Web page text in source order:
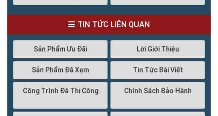
TIN TỨC LIÊN QUAN
Sản Phẩm Ưu Đãi Lời Giới Thiệu
Sản Phẩm Đã Xem Tin Tức Bài Viết
Công Trình Đã Thi Công Chính Sách Bảo Hành